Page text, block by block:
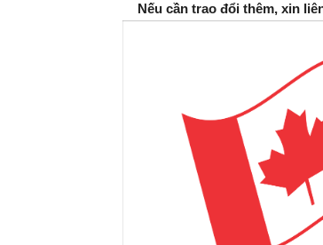
Nếu cần trao đổi thêm, xin